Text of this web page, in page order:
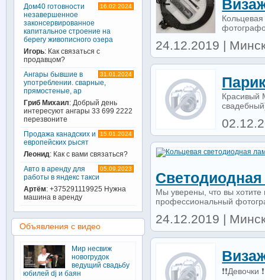
24.12.2019 |
Красивый
Мы уверены, что вы хотите
профессиональный
24.12.2019 |
16.02.2024
Дом40 готовности
незавершенное
законсервированное
капитальное строение на
берегу живописного озера
Игорь: Как связаться с
продавцом?
31.01.2024
Ангары бывшие в
употреблении. сварные,
прямостеные, ар
Гриб Михаил: Добрый день
интересуют ангары 33 699 2222
перезвоните
15.01.2024
Продажа канадских и
европейских рысят
Леонид: Как с вами связаться?
05.09.2023
Авто в аренду для
работы в яндекс такси
Артём: +375291119925 Нужна
машина в аренду
Объявления с видео
Мир несвиж
новогрудок
ведущий свадьбу
юбилей dj и баян